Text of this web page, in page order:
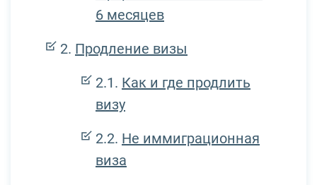
6 месяцев
Продление визы
Как и где продлить
визу
Не иммиграционная
виза